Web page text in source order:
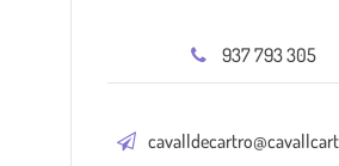
937 793 305